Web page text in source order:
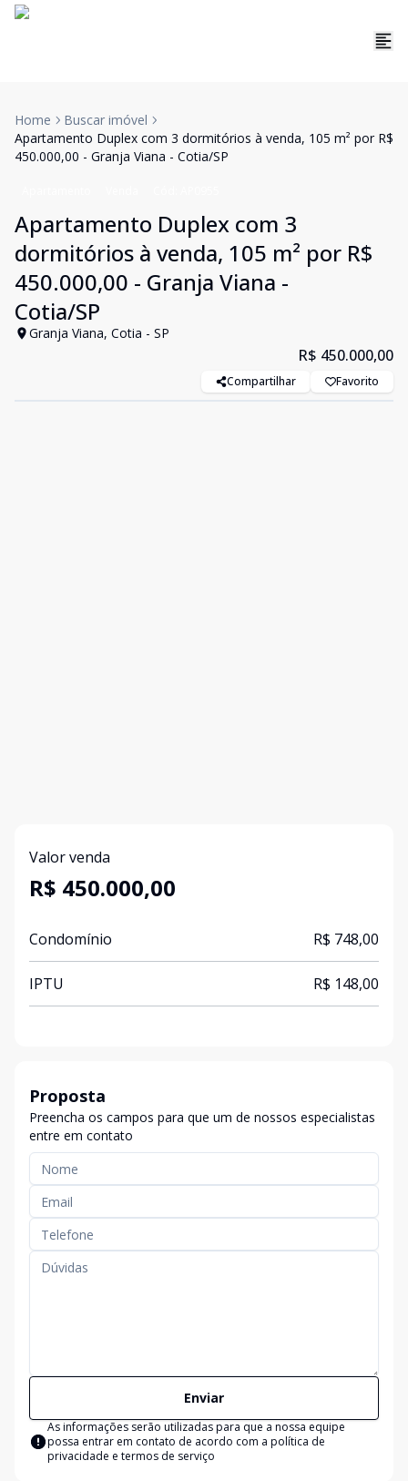
Home
Buscar imóvel
Apartamento Duplex com 3 dormitórios à venda, 105 m² por R$
450.000,00 - Granja Viana - Cotia/SP
Apartamento Duplex com 3
dormitórios à venda, 105 m² por R$
450.000,00 - Granja Viana -
Cotia/SP
Granja Viana, Cotia - SP
R$ 450.000,00
Compartilhar Favorito
Valor venda
R$ 450.000,00
Condomínio R$ 748,00
IPTU R$ 148,00
Proposta
Preencha os campos para que um de nossos especialistas
entre em contato
Enviar
As informações serão utilizadas para que a nossa equipe
possa entrar em contato de acordo com a política de
privacidade e termos de serviço